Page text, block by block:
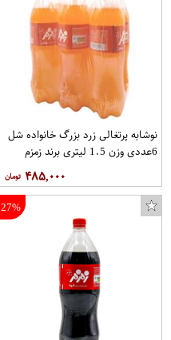
نوشابه پرتغالی زرد بزرگ خانواده شل
6عددی وزن 1.5 لیتری برند زمزم
۴۸۵,۰۰۰
27%